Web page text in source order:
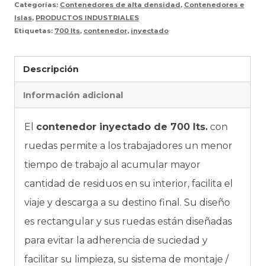
Categorías: Contenedores de alta densidad, Contenedores e
Islas, PRODUCTOS INDUSTRIALES
Etiquetas: 700 lts, contenedor, inyectado
Descripción
Información adicional
El contenedor inyectado de 700 lts. con
ruedas permite a los trabajadores un menor
tiempo de trabajo al acumular mayor
cantidad de residuos en su interior, facilita el
viaje y descarga a su destino final. Su diseño
es rectangular y sus ruedas están diseñadas
para evitar la adherencia de suciedad y
facilitar su limpieza, su sistema de montaje /